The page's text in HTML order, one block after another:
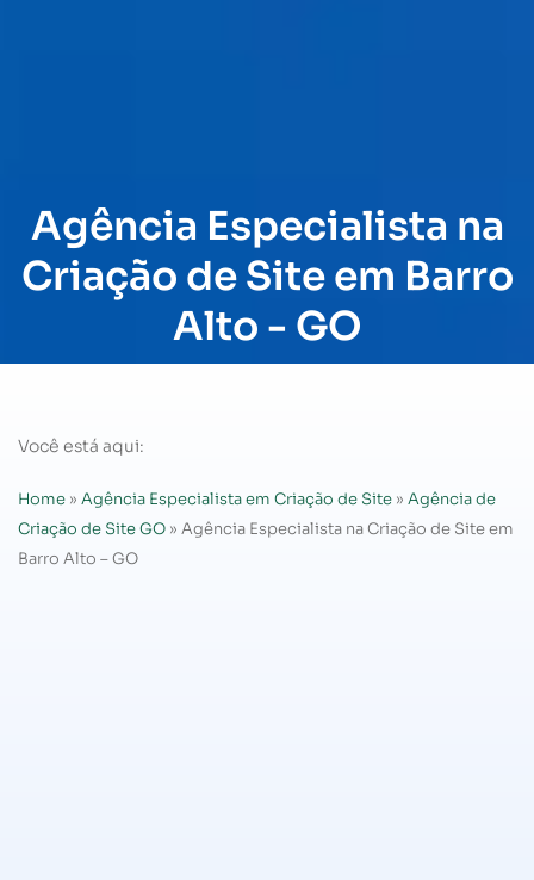
Agência Especialista na
Criação de Site em Barro
Alto - GO
Você está aqui:
Home » Agência Especialista em Criação de Site » Agência de
Criação de Site GO » Agência Especialista na Criação de Site em
Barro Alto – GO